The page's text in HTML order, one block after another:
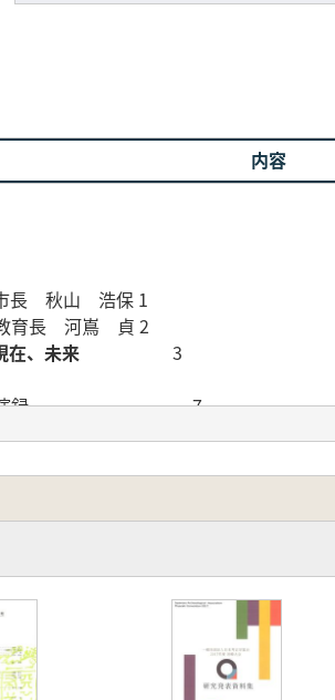
内容
長 秋山 浩保 1
育長 河嶌 貞 2
在、未来
3
演会 講演録 7
伸之 58
いて 岸 勝朗 73
訪れて 若山 善幸 74
と豊四季 森 伸之 78
樹 83